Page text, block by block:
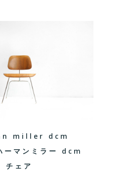
miller dcm
マンミラー dcm
チェア